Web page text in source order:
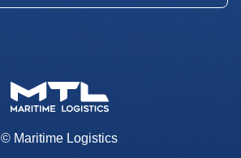
© Maritime Logistics